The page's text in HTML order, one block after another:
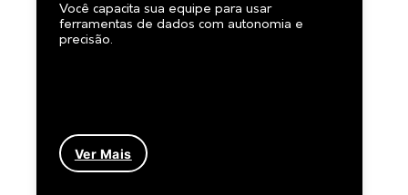
Você capacita sua equipe para usar
ferramentas de dados com autonomia e
precisão.
Ver Mais